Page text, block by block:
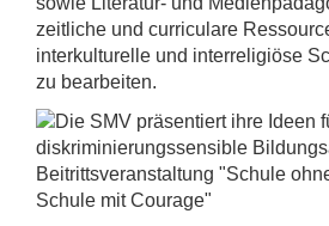
zeitliche und curriculare
interkulturelle und interreligiöse
zu bearbeiten.